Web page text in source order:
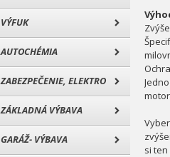
VÝFUK
AUTOCHÉMIA
ZABEZPEČENIE, ELEKTRO
ZÁKLADNÁ VÝBAVA
GARÁŽ- VÝBAVA
si